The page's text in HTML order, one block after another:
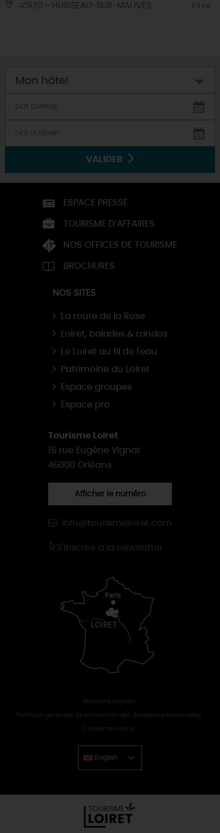
45130 - HUISSEAU-SUR-MAUVES À 9 KM
Mon hôtel
VALIDER
ESPACE PRESSE
TOURISME D’AFFAIRES
NOS OFFICES DE TOURISME
BROCHURES
NOS SITES
La route de la Rose
Loiret, balades & randos
Le Loiret au fil de l'eau
Patrimoine du Loiret
Espace groupes
Espace pro
Tourisme Loiret
15 rue Eugène Vignat
45000 Orléans
Afficher le numéro
info@tourismeloiret.com
S'inscrire à la newsletter
Mentions légales
Politique générale de protection des données personnelles
Contactez-nous
English
Chinese